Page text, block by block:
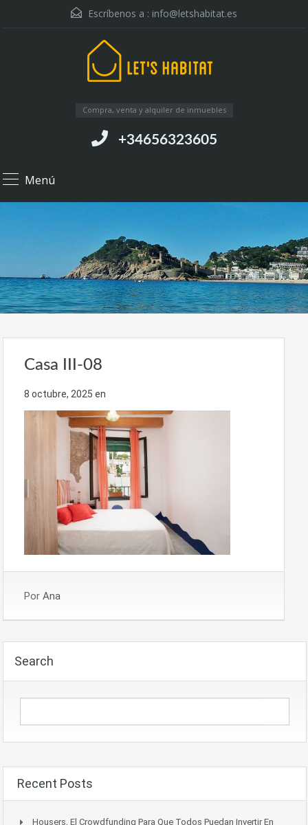
Escríbenos a : info@letshabitat.es
Compra, venta y alquiler de inmuebles
+34656323605
Menú
Casa III-08
8 octubre, 2025 en
Por Ana
Search
Recent Posts
Housers, El Crowdfunding Para Que Todos Puedan Invertir En